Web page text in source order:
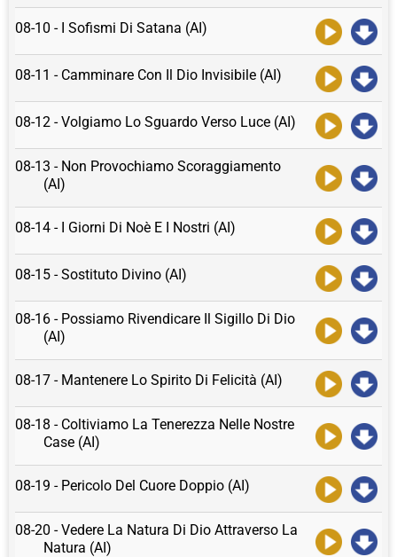
08-10 - I Sofismi Di Satana (AI)
08-11 - Camminare Con Il Dio Invisibile (AI)
08-12 - Volgiamo Lo Sguardo Verso Luce (AI)
08-13 - Non Provochiamo Scoraggiamento
(AI)
08-14 - I Giorni Di Noè E I Nostri (AI)
08-15 - Sostituto Divino (AI)
08-16 - Possiamo Rivendicare Il Sigillo Di Dio
(AI)
08-17 - Mantenere Lo Spirito Di Felicità (AI)
08-18 - Coltiviamo La Tenerezza Nelle Nostre
Case (AI)
08-19 - Pericolo Del Cuore Doppio (AI)
08-20 - Vedere La Natura Di Dio Attraverso La
Natura (AI)